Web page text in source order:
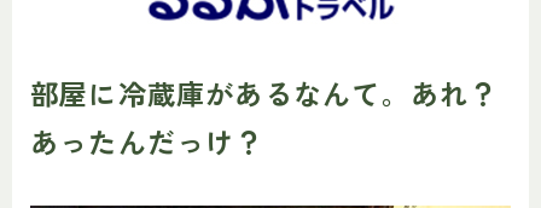
部屋に冷蔵庫があるなんて。あれ？
あったんだっけ？